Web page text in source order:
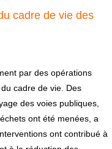
cadre de vie des
par des opérations
cadre de vie. Des
des voies publiques,
ont été menées, a
ont contribué à